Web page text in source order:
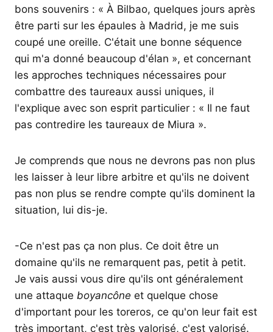
bons souvenirs : « À Bilbao, quelques jours après
être parti sur les épaules à Madrid, je me suis
coupé une oreille. C'était une bonne séquence
qui m'a donné beaucoup d'élan », et concernant
les approches techniques nécessaires pour
combattre des taureaux aussi uniques, il
l'explique avec son esprit particulier : « Il ne faut
pas contredire les taureaux de Miura ».
Je comprends que nous ne devrons pas non plus
les laisser à leur libre arbitre et qu'ils ne doivent
pas non plus se rendre compte qu'ils dominent la
situation, lui dis-je.
-Ce n'est pas ça non plus. Ce doit être un
domaine qu'ils ne remarquent pas, petit à petit.
Je vais aussi vous dire qu'ils ont généralement
une attaque boyancône et quelque chose
d'important pour les toreros, ce qu'on leur fait est
très important, c'est très valorisé, c'est valorisé.